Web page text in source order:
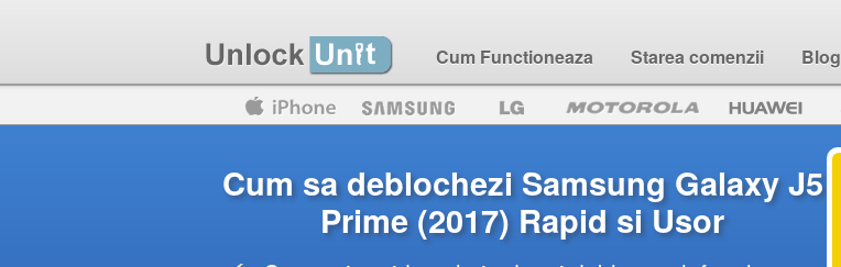
Cum Functioneaza Starea comenzii Blog
Blackberry
Cum sa deblochezi Samsung Galaxy J5
Prime (2017) Rapid si Usor